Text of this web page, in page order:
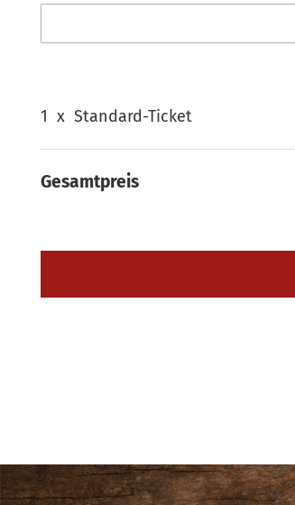
1 x Standard-Ticket
Gesamtpreis